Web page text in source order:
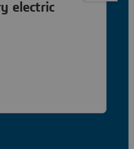
electric